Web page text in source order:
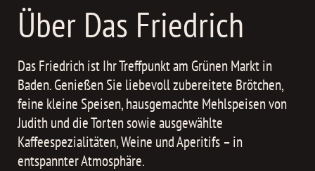
Über Das Friedrich
Das Friedrich ist Ihr Treffpunkt am Grünen Markt in
Baden. Genießen Sie liebevoll zubereitete Brötchen,
feine kleine Speisen, hausgemachte Mehlspeisen von
Judith und die Torten sowie ausgewählte
Kaffeespezialitäten, Weine und Aperitifs – in
entspannter Atmosphäre.